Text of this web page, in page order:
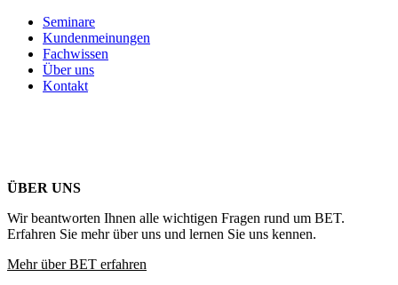
Seminare
Kundenmeinungen
Fachwissen
Über uns
Kontakt
ÜBER UNS
Wir beantworten Ihnen alle wichtigen Fragen rund um BET.
Erfahren Sie mehr über uns und lernen Sie uns kennen.
Mehr über BET erfahren